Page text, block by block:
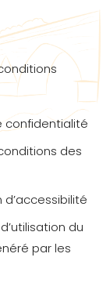
confidentialité
des
du
par les